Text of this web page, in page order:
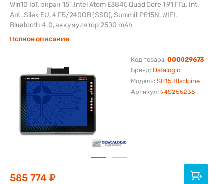
Бренд: Datalogic
Модель: SH15 Blackline
Код товара: 000029673
Артикул: 94S255235
Win10 IoT, экран 15", Intel Atom E3845 Quad Core 1,91 ГГц, Int.
Ant.,Silex EU, 4 ГБ/240GB (SSD), Summit PE15N, WIFI,
Bluetooth 4.0, аккумулятор 2500 mAh
Полное описание
585 774 ₽